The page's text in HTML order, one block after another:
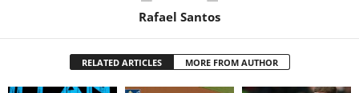
Rafael Santos
RELATED ARTICLES MORE FROM AUTHOR